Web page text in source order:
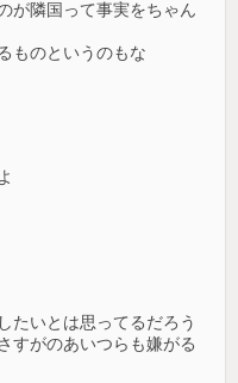
が隣国って事実をちゃん
ものというのもな
たいとは思ってるだろう
すがのあいつらも嫌がる